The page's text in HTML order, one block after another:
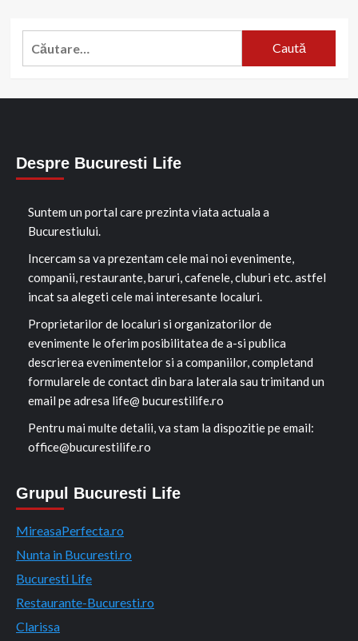
Despre Bucuresti Life
Suntem un portal care prezinta viata actuala a
Bucurestiului.
Incercam sa va prezentam cele mai noi evenimente,
companii, restaurante, baruri, cafenele, cluburi etc. astfel
incat sa alegeti cele mai interesante localuri.
Proprietarilor de localuri si organizatorilor de
evenimente le oferim posibilitatea de a-si publica
descrierea evenimentelor si a companiilor, completand
formularele de contact din bara laterala sau trimitand un
email pe adresa life@ bucurestilife.ro
Pentru mai multe detalii, va stam la dispozitie pe email:
office@bucurestilife.ro
Grupul Bucuresti Life
MireasaPerfecta.ro
Nunta in Bucuresti.ro
Bucuresti Life
Restaurante-Bucuresti.ro
Clarissa